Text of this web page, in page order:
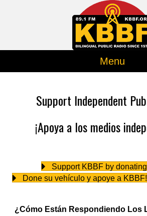
Menu
Support Independent
¡Apoya a los medios
Support KBBF by
Done su vehículo y apoye a KBBF!
¿Cómo Están Respondiendo Los